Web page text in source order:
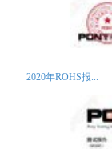
2020年ROHS报...